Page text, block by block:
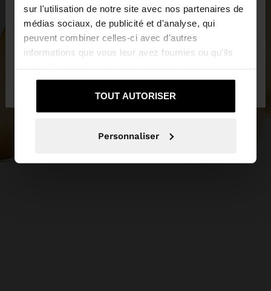
sur l'utilisation de notre site avec nos partenaires de
médias sociaux, de publicité et d'analyse, qui
peuvent combiner celles-ci avec d'autres
informations que vous leur avez fournies ou qu'ils
services.
TOUT AUTORISER
Personnaliser
Vous accédez au site depuis Suisse. Voulez-vous
parcourir notre site au United States?